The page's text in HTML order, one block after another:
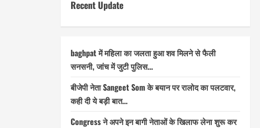
Recent Update
baghpat में महिला का जलता हुआ शव मिलने से फैली
सनसनी, जांच में जुटी पुलिस…
बीजेपी नेता Sangeet Som के बयान पर रालोद का पलटवार,
कही दी ये बड़ी बात…
Congress ने अपने इन बागी नेताओं के खिलाफ लेना शुरू कर